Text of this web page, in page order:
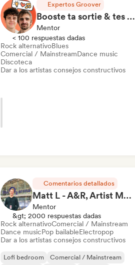
Expertos Groover
Booste ta sortie & tes streams en 1h de Coaching
Mentor
< 100 respuestas dadas
Rock alternativoBlues
Comercial / MainstreamDance music
Discoteca
Dar a los artistas consejos constructivos
Comentarios detallados
Matt L - A&R, Artist Management, Songwriter
Mentor
&gt; 2000 respuestas dadas
Rock alternativoComercial / Mainstream
Dance musicPop bailableElectropop
Dar a los artistas consejos constructivos
Lofi bedroom
Comercial / Mainstream